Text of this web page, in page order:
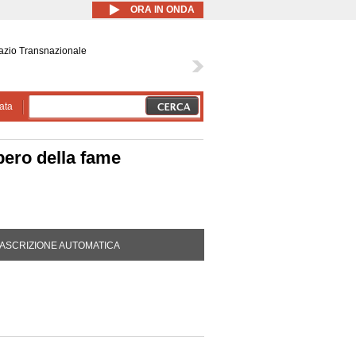
ORA IN ONDA
Transnazionale
della fame
ATTIVA)AUTOMATICA